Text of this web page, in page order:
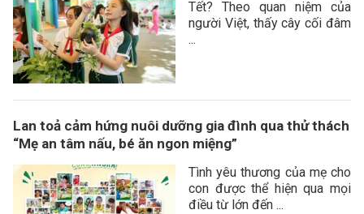
Tết? Theo quan niệm của
người Việt, thấy cây cối đâm
...
Lan toả cảm hứng nuôi dưỡng gia đình qua thử thách
“Mẹ an tâm nấu, bé ăn ngon miệng”
Tình yêu thương của mẹ cho
con được thể hiện qua mọi
điều từ lớn đến ...